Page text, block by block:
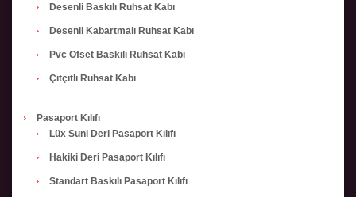
Desenli Baskılı Ruhsat Kabı
Desenli Kabartmalı Ruhsat Kabı
Pvc Ofset Baskılı Ruhsat Kabı
Çıtçıtlı Ruhsat Kabı
Pasaport Kılıfı
Lüx Suni Deri Pasaport Kılıfı
Hakiki Deri Pasaport Kılıfı
Standart Baskılı Pasaport Kılıfı